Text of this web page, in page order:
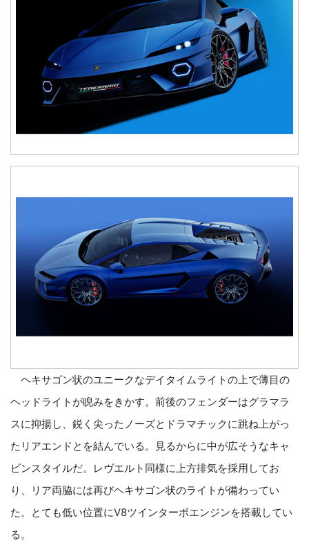
ヘキサゴン状のユニークなデイタイムライトの上で薄目の
ヘッドライトが睨みをきかす。前後のフェンダーはグラマラ
スに抑揚し、鋭く尖ったノーズとドラマチックに跳ね上がっ
たリアエンドとを結んでいる。見るからに中が広そうなキャ
ビンスタイルだ。レヴエルト同様に上方排気を採用してお
り、リア両脇には再びヘキサゴン状のライトが備わってい
た。とても低い位置にV8ツインターボエンジンを搭載してい
る。